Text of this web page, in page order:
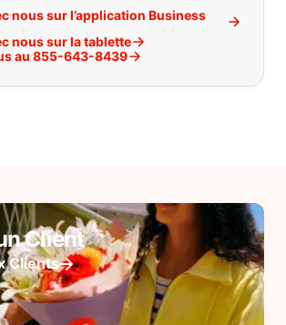
nous sur l’application Business
nous sur la tablette
au 855-643-8439
Client
Clients